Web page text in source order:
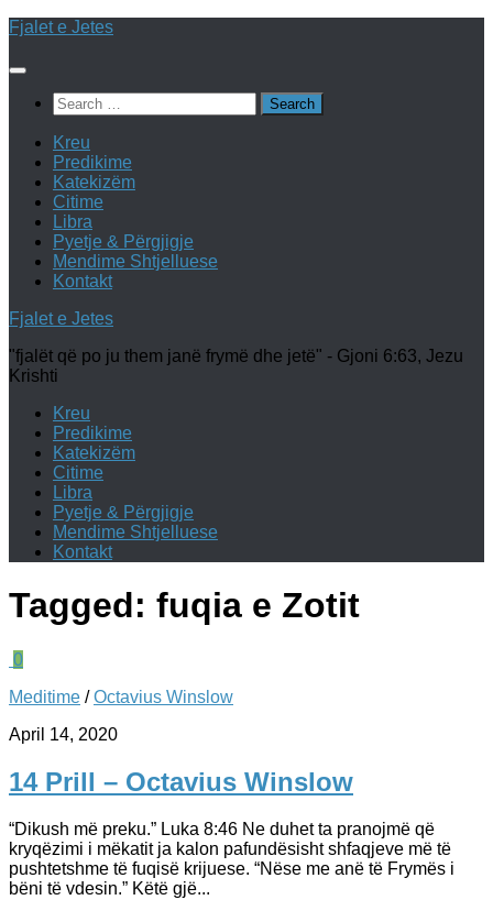
Skip
content
Fjalet e Jetes
Search
for:
Kreu
Predikime
Katekizëm
Citime
Libra
Pyetje & Përgjigje
Mendime Shtjelluese
Kontakt
Fjalet e Jetes
"fjalët që po ju them janë frymë dhe jetë" - Gjoni 6:63, Jezu
Krishti
Kreu
Predikime
Katekizëm
Citime
Libra
Pyetje & Përgjigje
Mendime Shtjelluese
Kontakt
Tagged: fuqia e Zotit
0
Meditime /Octavius Winslow
April 14, 2020
14 Prill – Octavius Winslow
“Dikush më preku.” Luka 8:46 Ne duhet ta pranojmë që
kryqëzimi i mëkatit ja kalon pafundësisht shfaqjeve më të
pushtetshme të fuqisë krijuese. “Nëse me anë të Frymës i
bëni të vdesin.” Këtë gjë...